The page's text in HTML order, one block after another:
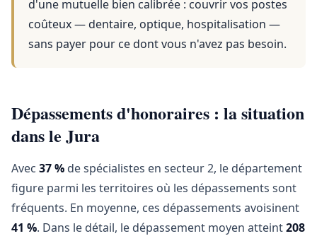
d'une mutuelle bien calibrée : couvrir vos postes
coûteux — dentaire, optique, hospitalisation —
sans payer pour ce dont vous n'avez pas besoin.
Dépassements d'honoraires : la situation
dans le Jura
Avec 37 % de spécialistes en secteur 2, le département
figure parmi les territoires où les dépassements sont
fréquents. En moyenne, ces dépassements avoisinent
41 %. Dans le détail, le dépassement moyen atteint208